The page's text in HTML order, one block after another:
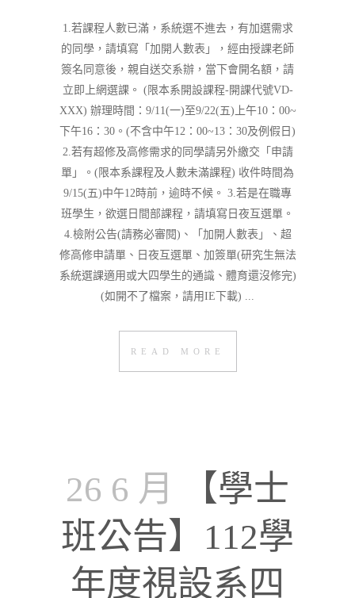
1.若課程人數已滿，系統選不進去，有加選需求
的同學，請填寫「加開人數表」，經由授課老師
簽名同意後，親自送交系辦，當下會開名額，請
立即上網選課。 (限本系開設課程-開課代號VD-
XXX) 辦理時間：9/11(一)至9/22(五)上午10：00~
下午16：30。(不含中午12：00~13：30及例假日)
2.若有超修及高修需求的同學請另外繳交「申請
單」。(限本系課程及人數未滿課程) 收件時間為
9/15(五)中午12時前，逾時不候。 3.若是在職專
班學生，欲選日間部課程，請填寫日夜互選單。
4.檢附公告(請務必審閱)、「加開人數表」、超
修高修申請單、日夜互選單、加簽單(研究生無法
系統選課適用或大四學生的通識、體育還沒修完)
(如開不了檔案，請用IE下載) ...
READ MORE
26 6 月
【學士
班公告】112學
年度視設系四